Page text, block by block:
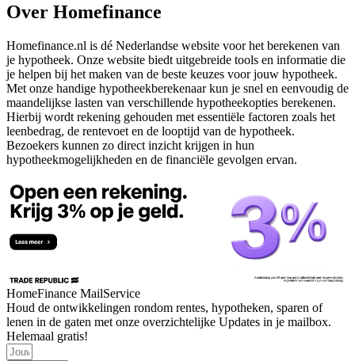
Over Homefinance
Homefinance.nl is dé Nederlandse website voor het berekenen van
je hypotheek. Onze website biedt uitgebreide tools en informatie die
je helpen bij het maken van de beste keuzes voor jouw hypotheek.
Met onze handige hypotheekberekenaar kun je snel en eenvoudig de
maandelijkse lasten van verschillende hypotheekopties berekenen.
Hierbij wordt rekening gehouden met essentiële factoren zoals het
leenbedrag, de rentevoet en de looptijd van de hypotheek.
Bezoekers kunnen zo direct inzicht krijgen in hun
hypotheekmogelijkheden en de financiële gevolgen ervan.
HomeFinance MailService
Houd de ontwikkelingen rondom rentes, hypotheken, sparen of
lenen in de gaten met onze overzichtelijke Updates in je mailbox.
Helemaal gratis!